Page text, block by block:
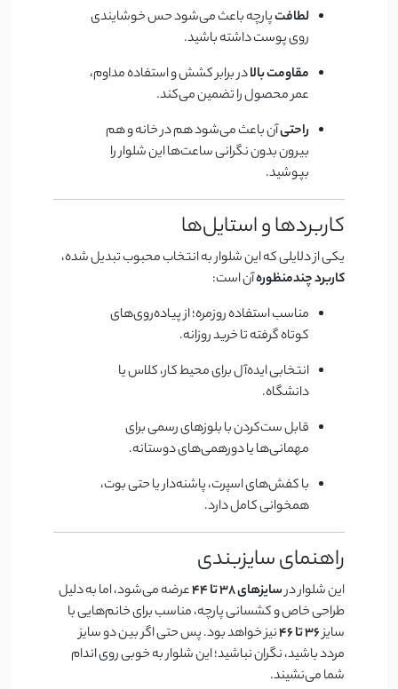
لطافتپارچه باعث می‌شود حس خوشایندی
روی پوست داشته باشید.
مقاومت بالادر برابر کشش و استفاده مداوم،
عمر محصول را تضمین می‌کند.
راحتیآن باعث می‌شود هم در خانه و هم
بیرون بدون نگرانی ساعت‌ها این شلوار را
بپوشید.
کاربردها و استایل‌ها
یکی از دلایلی که این شلوار به انتخاب محبوب تبدیل شده،
کاربرد چندمنظورهآن است:
مناسب استفاده روزمره؛ از پیاده‌روی‌های
کوتاه گرفته تا خرید روزانه.
انتخابی ایده‌آل برای محیط کار، کلاس یا
دانشگاه.
قابل ست‌کردن با بلوزهای رسمی برای
مهمانی‌ها یا دورهمی‌های دوستانه.
با کفش‌های اسپرت، پاشنه‌دار یا حتی بوت،
همخوانی کامل دارد.
راهنمای سایزبندی
این شلوار درسایزهای 38 تا 44
عرضه می‌شود، اما به دلیل
طراحی خاص و کشسانی پارچه، مناسب برای خانم‌هایی با
سایز36 تا 46
نیز خواهد بود. پس حتی اگر بین دو سایز
مردد باشید، نگران نباشید؛ این شلوار به خوبی روی اندام
شما می‌نشیند.